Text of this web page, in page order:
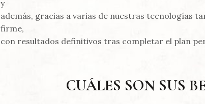
y
además, gracias a varias de nuestras tecnologías
firme,
con resultados definitivos tras completar el plan
CUÁLES SON SUS